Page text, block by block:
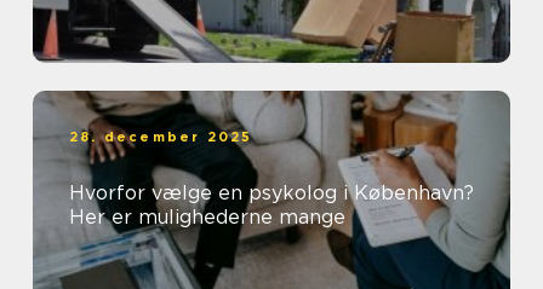
28. december 2025
Hvorfor vælge en psykolog i København?
Her er mulighederne mange